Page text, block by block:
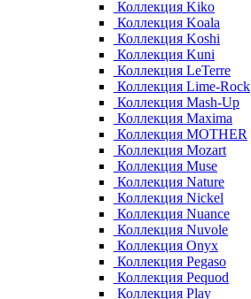
Коллекция Kiko
Коллекция Koala
Коллекция Koshi
Коллекция Kuni
Коллекция LeTerre
Коллекция Lime-Rock
Коллекция Mash-Up
Коллекция Maxima
Коллекция MOTHER
Коллекция Mozart
Коллекция Muse
Коллекция Nature
Коллекция Nickel
Коллекция Nuance
Коллекция Nuvole
Коллекция Onyx
Коллекция Pegaso
Коллекция Pequod
Коллекция Play